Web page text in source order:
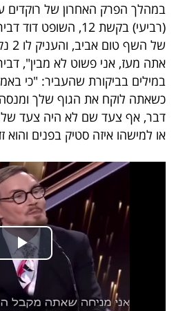
40
שיתופי
פעולה
דרושים
במהלך הפרק האחרון של רוקדים
(רביעי) בקשת 12,
של
אתה מעז, אני פשוט לא מבין",
במילים בביקורת שהעביר: "כי
כשאתה לוקח את הגוף שלך ומנסה
דבר, אף צעד שם לא היה צעד של
או למישהו איזה סטיק בפנים והוא